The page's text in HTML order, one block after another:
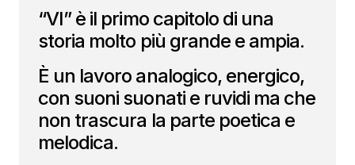
“VI” è il primo capitolo di una
storia molto più grande e ampia.
È un lavoro analogico, energico,
con suoni suonati e ruvidi ma che
non trascura la parte poetica e
melodica.